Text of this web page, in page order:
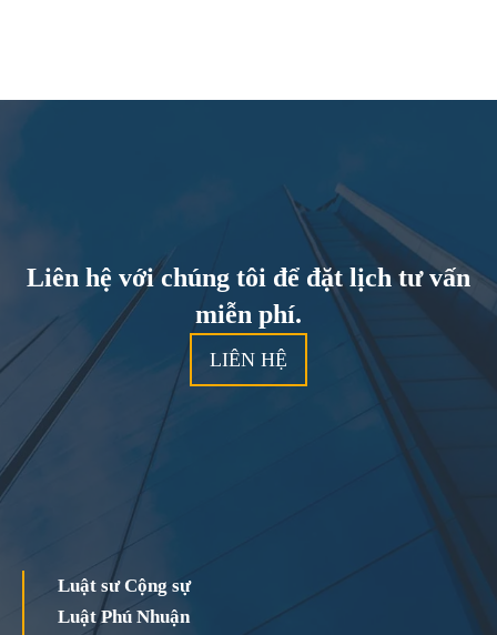
Liên hệ với chúng tôi để đặt lịch tư vấn
miễn phí.
LIÊN HỆ
Luật sư Cộng sự
Luật Phú Nhuận